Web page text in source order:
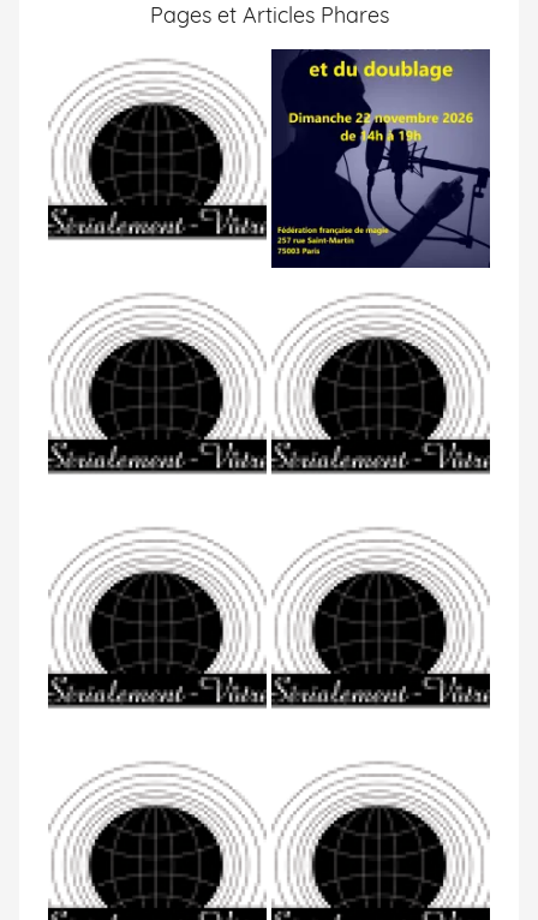
Pages et Articles Phares